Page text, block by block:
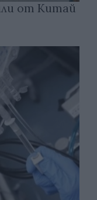
от Китай